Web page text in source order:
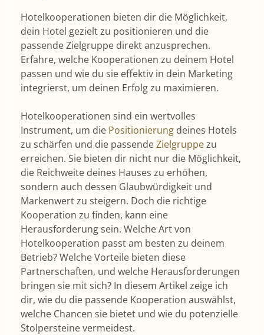
Hotelkooperationen bieten dir die Möglichkeit,
dein Hotel gezielt zu positionieren und die
passende Zielgruppe direkt anzusprechen.
Erfahre, welche Kooperationen zu deinem Hotel
passen und wie du sie effektiv in dein Marketing
integrierst, um deinen Erfolg zu maximieren.
Hotelkooperationen sind ein wertvolles
Instrument, um die Positionierung deines Hotels
zu schärfen und die passendeZielgruppezu
erreichen. Sie bieten dir nicht nur die Möglichkeit,
die Reichweite deines Hauses zu erhöhen,
sondern auch dessen Glaubwürdigkeit und
Markenwert zu steigern. Doch die richtige
Kooperation zu finden, kann eine
Herausforderung sein. Welche Art von
Hotelkooperation passt am besten zu deinem
Betrieb? Welche Vorteile bieten diese
Partnerschaften, und welche Herausforderungen
bringen sie mit sich? In diesem Artikel zeige ich
dir, wie du die passende Kooperation auswählst,
welche Chancen sie bietet und wie du potenzielle
Stolpersteine vermeidest.